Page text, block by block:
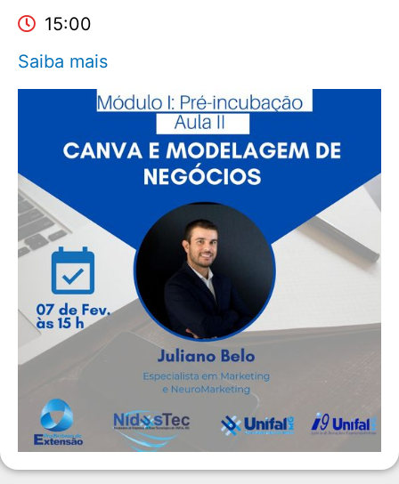
15:00
Saiba mais